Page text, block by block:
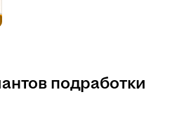
подработки